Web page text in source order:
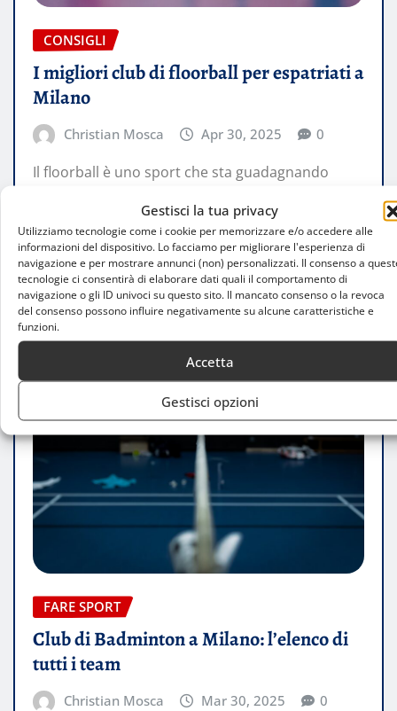
Gestisci la tua privacy
Utilizziamo tecnologie come i cookie per memorizzare e/o accedere alle
informazioni del dispositivo. Lo facciamo per migliorare l'esperienza di
navigazione e per mostrare annunci (non) personalizzati. Il consenso a
tecnologie ci consentirà di elaborare dati quali il comportamento di
navigazione o gli ID univoci su questo sito. Il mancato consenso o la revoca
del consenso possono influire negativamente su alcune caratteristiche e
funzioni.
Accetta
Gestisci opzioni
CONSIGLI
I migliori club di floorball per espatriati a
Milano
Christian Mosca Apr 30, 2025 0
Il floorball è uno sport che sta guadagnando
gli espatriati che cercano…
LEGGI TUTTO
FARE SPORT
Club di Badminton a Milano: l’elenco di
tutti i team
Christian Mosca Mar 30, 2025 0